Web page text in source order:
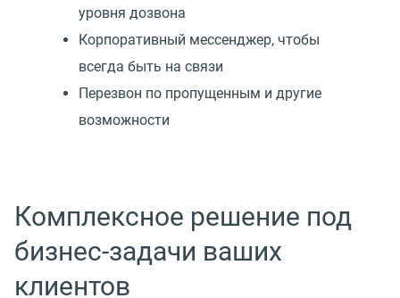
уровня дозвона
Корпоративный мессенджер, чтобы
всегда быть на связи
Перезвон по пропущенным и другие
возможности
Комплексное решение под
бизнес-задачи ваших
клиентов